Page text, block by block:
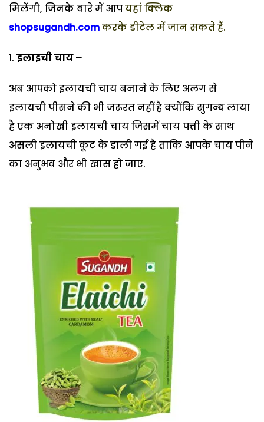
मिलेंगी, जिनके बारे में आपयहां क्लिक
shopsugandh.comकरके डीटेल में जान सकते हैं.
इलाइची चाय –
अब आपको इलायची चाय बनाने के लिए अलग से
इलायची पीसने की भी जरूरत नहीं है क्योंकि सुगन्ध लाया
है एक अनोखी इलायची चाय जिसमें चाय पत्ती के साथ
असली इलायची कूट के डाली गई है ताकि आपके चाय पीने
का अनुभव और भी खास हो जाए.